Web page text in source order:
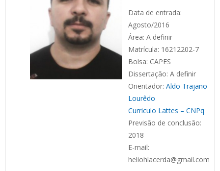
Data de entrada:
Agosto/2016
Área: A definir
Matrícula: 16212202-7
Bolsa: CAPES
Dissertação: A definir
Orientador: Aldo Trajano
Lourêdo
Curriculo Lattes – CNPq
Previsão de conclusão:
2018
E-mail:
heliohlacerda@gmail.com